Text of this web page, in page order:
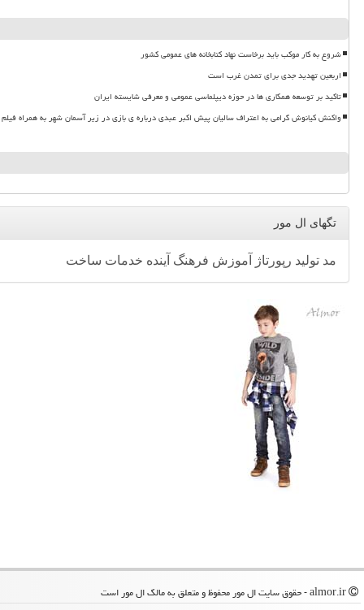
شروع به کار موکب باید برخاست نهاد کتابخانه های عمومی کشور
اربعین تهدید جدی برای تمدن غرب است
تاکید بر توسعه همکاری ها در حوزه دیپلماسی عمومی و معرفی شایسته ایران
واکنش کیانوش گرامی به اعتراف سالیان پیش اکبر عبدی درباره ی بازی در زیر آسمان شهر به همراه فیلم
تگهای ال مور
مد تولید رپورتاژ آموزش فرهنگ آینده خدمات ساخت